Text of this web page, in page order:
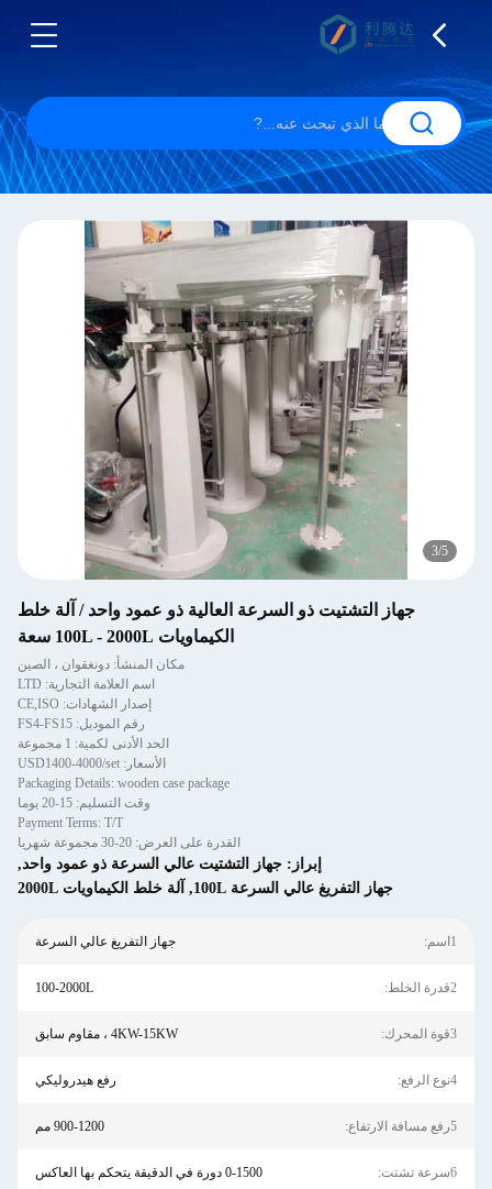
4/5
جهاز التشتيت ذو السرعة العالية ذو عمود واحد / آلة خلط
الكيماويات 100L - 2000L سعة
مكان المنشأ: دونغقوان ، الصين
اسم العلامة التجارية: LTD
إصدار الشهادات: CE,ISO
رقم الموديل: FS4-FS15
الحد الأدنى لكمية: 1 مجموعة
الأسعار: USD1400-4000/set
Packaging Details: wooden case package
وقت التسليم: 15-20 يوما
Payment Terms: T/T
القدرة على العرض: 20-30 مجموعة شهريا
إبراز: جهاز التشتيت عالي السرعة ذو عمود واحد,
جهاز التفريغ عالي السرعة 100L
, آلة خلط الكيماويات 2000L
1اسم: جهاز التفريغ عالي السرعة
2قدرة الخلط: 100-2000L
3قوة المحرك: 4KW-15KW ، مقاوم سابق
4نوع الرفع: رفع هيدروليكي
5رفع مسافة الارتفاع: 900-1200 مم
6سرعة تشتت: 0-1500 دورة في الدقيقة يتحكم بها العاكس